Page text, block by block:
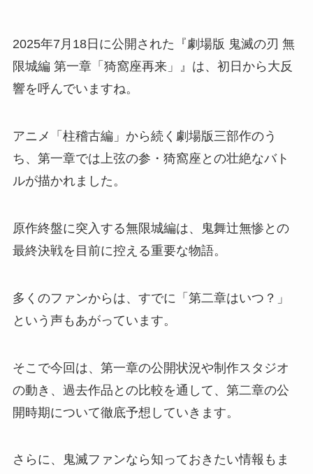
2025年7月18日に公開された『劇場版 鬼滅の刃 無
限城編 第一章「猗窩座再来」』は、初日から大反
響を呼んでいますね。
アニメ「柱稽古編」から続く劇場版三部作のう
ち、第一章では上弦の参・猗窩座との壮絶なバト
ルが描かれました。
原作終盤に突入する無限城編は、鬼舞辻無惨との
最終決戦を目前に控える重要な物語。
多くのファンからは、すでに「第二章はいつ？」
という声もあがっています。
そこで今回は、第一章の公開状況や制作スタジオ
の動き、過去作品との比較を通して、第二章の公
開時期について徹底予想していきます。
さらに、鬼滅ファンなら知っておきたい情報もま